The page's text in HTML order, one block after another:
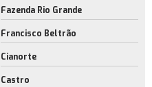
Fazenda Rio Grande
Francisco Beltrão
Cianorte
Castro